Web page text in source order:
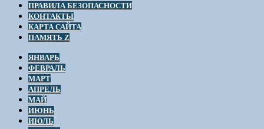
ПРАВИЛА БЕЗОПАСНОСТИ
КОНТАКТЫ
КАРТА САЙТА
ПАМЯТЬ Z
ЯНВАРЬ
ФЕВРАЛЬ
МАРТ
АПРЕЛЬ
МАЙ
ИЮНЬ
ИЮЛЬ